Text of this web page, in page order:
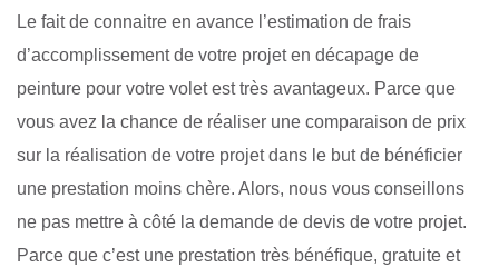
Le fait de connaitre en avance l’estimation de frais
d’accomplissement de votre projet en décapage de
peinture pour votre volet est très avantageux. Parce que
vous avez la chance de réaliser une comparaison de prix
sur la réalisation de votre projet dans le but de bénéficier
une prestation moins chère. Alors, nous vous conseillons
ne pas mettre à côté la demande de devis de votre projet.
Parce que c’est une prestation très bénéfique, gratuite et